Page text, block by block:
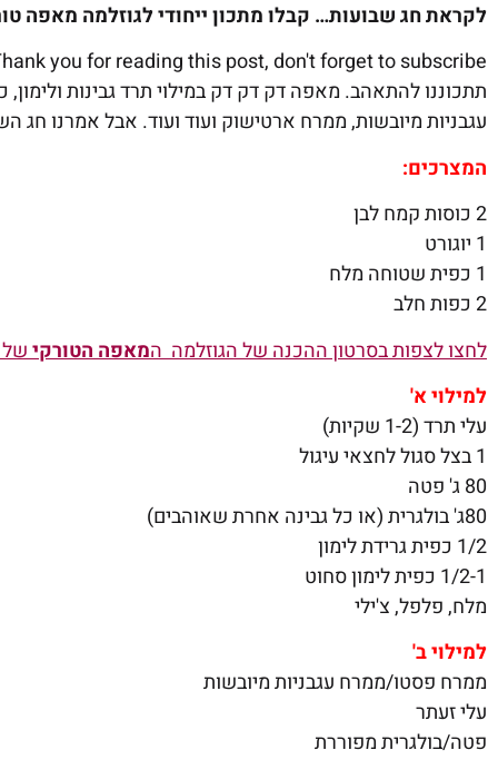
לקראת חג שבועות… קבלו מתכון ייחודי לגוזלמה מאפה
you for reading this post, don't forget to subscribe!
תתכוננו להתאהב. מאפה דק דק דק במילוי תרד גבינות
עגבניות מיובשות, ממרח ארטישוק ועוד ועוד. אבל אמרנו חג
המצרכים:
2 כוסות קמח לבן
1 יוגורט
1 כפית שטוחה מלח
2 כפות חלב
לחצו לצפות בסרטון ההכנה של הגוזלמה המאפה הטורקי
למילוי א'
עלי תרד (1-2 שקיות)
1 בצל סגול לחצאי עיגול
80 ג' פטה
80ג' בולגרית (או כל גבינה אחרת שאוהבים)
1/2 כפית גרידת לימון
1/2-1 כפית לימון סחוט
מלח, פלפל, צ'ילי
למילוי ב'
ממרח פסטו/ממרח עגבניות מיובשות
עלי זעתר
פטה/בולגרית מפוררת